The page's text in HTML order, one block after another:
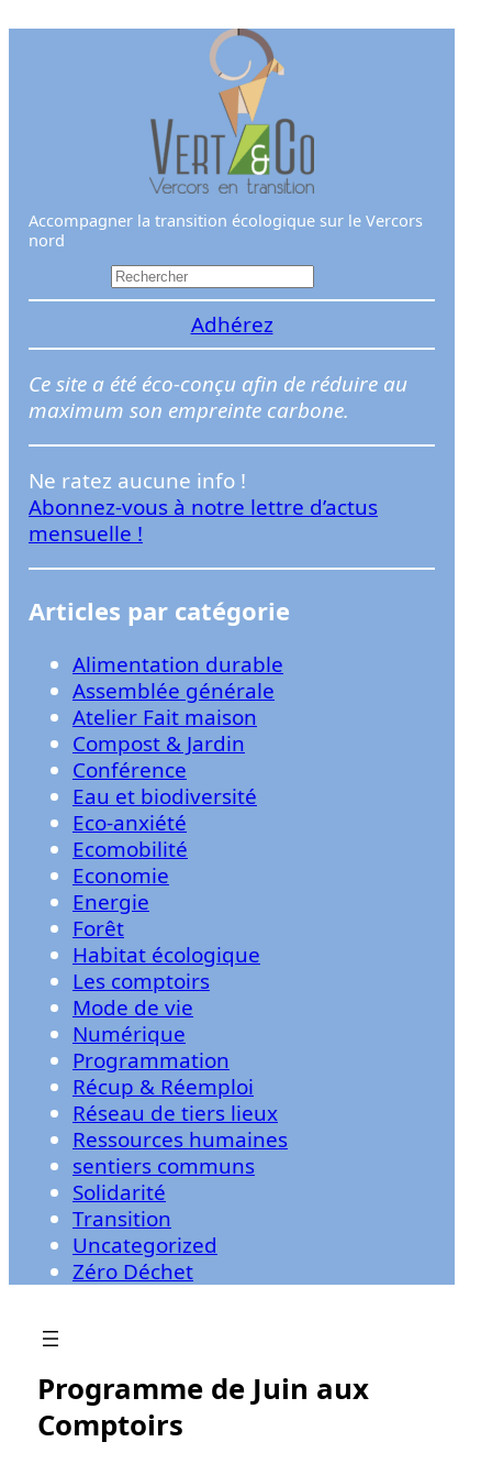
Accompagner la transition écologique sur le Vercors
nord
e
h
e
r
e
r
Adhérez
Ce site a été éco-conçu afin de réduire au
maximum son empreinte carbone.
Ne ratez aucune info !
Abonnez-vous à notre lettre d’actus
mensuelle !
Articles par catégorie
Alimentation durable
Assemblée générale
Atelier Fait maison
Compost & Jardin
Conférence
Eau et biodiversité
Eco-anxiété
Ecomobilité
Economie
Energie
Forêt
Habitat écologique
Les comptoirs
Mode de vie
Numérique
Programmation
Récup & Réemploi
Réseau de tiers lieux
Ressources humaines
sentiers communs
Solidarité
Transition
Uncategorized
Zéro Déchet
Programme de Juin aux
Comptoirs